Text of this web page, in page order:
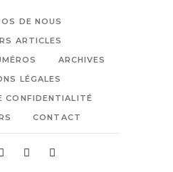
DE NOUS
ARTICLES
ARCHIVES
LÉGALES
CONFIDENTIALITÉ
CONTACT